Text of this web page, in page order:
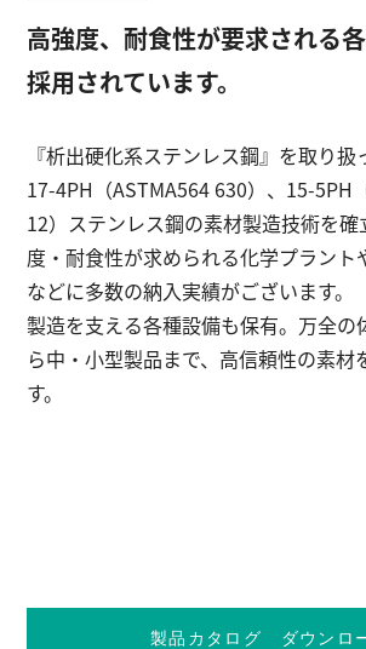
English お
高強度、耐食性が要求される
採用されています。
『析出硬化系ステンレス鋼』を取り扱
17-4PH（ASTMA564 630）、15-5PH
12）ステンレス鋼の素材製造技術を
度・耐食性が求められる化学プラント
などに多数の納入実績がございます。
製造を支える各種設備も保有。万全の
ら中・小型製品まで、高信頼性の素材
す。
製品カタログ ダウンロ